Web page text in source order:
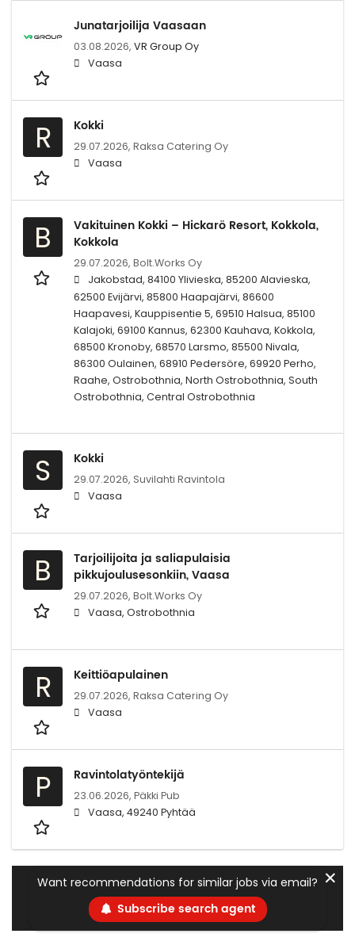
Junatarjoilija Vaasaan
03.08.2026, VR Group Oy
Vaasa
R Kokki
29.07.2026, Raksa Catering Oy
Vaasa
B
Vakituinen Kokki – Hickarö Resort, Kokkola,
Kokkola
29.07.2026, Bolt.Works Oy
Jakobstad, 84100 Ylivieska, 85200 Alavieska,
62500 Evijärvi, 85800 Haapajärvi, 86600
Haapavesi, Kauppisentie 5, 69510 Halsua, 85100
Kalajoki, 69100 Kannus, 62300 Kauhava, Kokkola,
68500 Kronoby, 68570 Larsmo, 85500 Nivala,
86300 Oulainen, 68910 Pedersöre, 69920 Perho,
Raahe, Ostrobothnia, North Ostrobothnia, South
Ostrobothnia, Central Ostrobothnia
S Kokki
29.07.2026, Suvilahti Ravintola
Vaasa
B
Tarjoilijoita ja saliapulaisia
pikkujoulusesonkiin, Vaasa
29.07.2026, Bolt.Works Oy
Vaasa, Ostrobothnia
R Keittiöapulainen
29.07.2026, Raksa Catering Oy
Vaasa
P Ravintolatyöntekijä
23.06.2026, Päkki Pub
Vaasa, 49240 Pyhtää
Want recommendations for similar jobs via email?
Subscribe search agent
✕